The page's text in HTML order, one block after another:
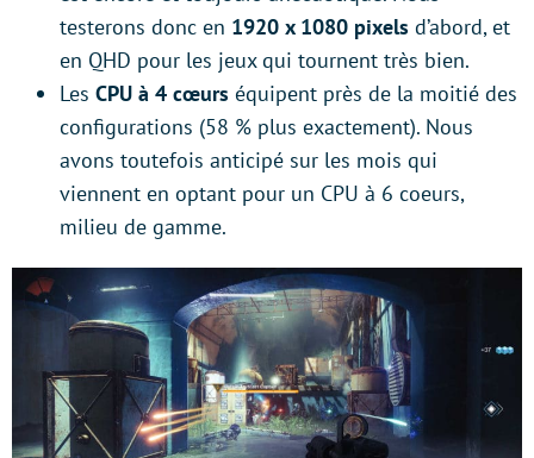
testerons donc en 1920 x 1080 pixels d’abord, et
en QHD pour les jeux qui tournent très bien.
Les CPU à 4 cœurs équipent près de la moitié des
configurations (58 % plus exactement). Nous
avons toutefois anticipé sur les mois qui
viennent en optant pour un CPU à 6 coeurs,
milieu de gamme.